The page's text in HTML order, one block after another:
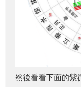
然後看看下面的紫